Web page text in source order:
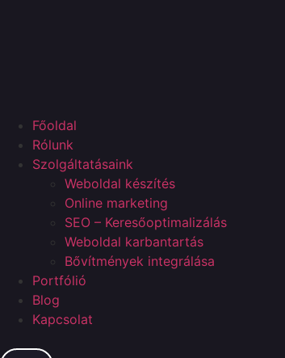
Főoldal
Rólunk
Szolgáltatásaink
Weboldal készítés
Online marketing
SEO – Keresőoptimalizálás
Weboldal karbantartás
Bővítmények integrálása
Portfólió
Blog
Kapcsolat